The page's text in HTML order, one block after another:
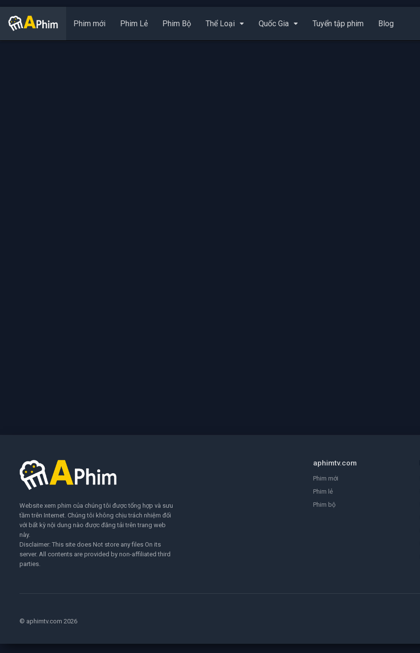
Phim mới Phim Lẻ Phim Bộ Thể Loại Quốc Gia Tuyển tập phim Blog
aphimtv.com
Phim mới
Phim lẻ
Phim bộ
Website xem phim của chúng tôi được tổng hợp và sưu
tầm trên Internet. Chúng tôi không chịu trách nhiệm đối
với bất kỳ nội dung nào được đăng tải trên trang web
này.
Disclaimer: This site does Not store any files On its
server. All contents are provided by non-affiliated third
parties.
© aphimtv.com 2026